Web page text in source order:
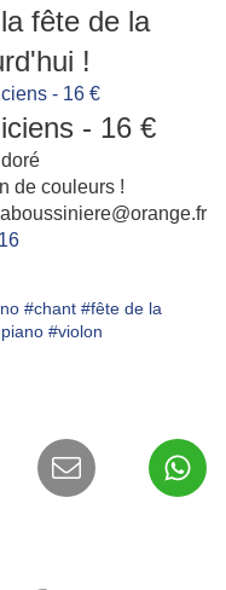
fête de la
!
- 16 €
de couleurs !
#chant #fête de la
#violon